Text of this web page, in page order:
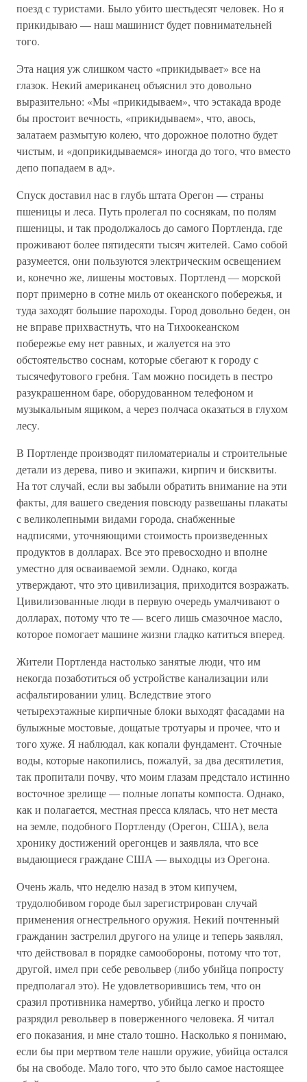
поезд с туристами. Было убито шестьдесят человек. Но я
прикидываю — наш машинист будет повнимательней
того.
Эта нация уж слишком часто «прикидывает» все на
глазок. Некий американец объяснил это довольно
выразительно: «Мы «прикидываем», что эстакада вроде
бы простоит вечность, «прикидываем», что, авось,
залатаем размытую колею, что дорожное полотно будет
чистым, и «доприкидываемся» иногда до того, что вместо
депо попадаем в ад».
Спуск доставил нас в глубь штата Орегон — страны
пшеницы и леса. Путь пролегал по соснякам, по полям
пшеницы, и так продолжалось до самого Портленда, где
проживают более пятидесяти тысяч жителей. Само собой
разумеется, они пользуются электрическим освещением
и, конечно же, лишены мостовых. Портленд — морской
порт примерно в сотне миль от океанского побережья, и
туда заходят большие пароходы. Город довольно беден, он
не вправе прихвастнуть, что на Тихоокеанском
побережье ему нет равных, и жалуется на это
обстоятельство соснам, которые сбегают к городу с
тысячефутового гребня. Там можно посидеть в пестро
разукрашенном баре, оборудованном телефоном и
музыкальным ящиком, а через полчаса оказаться в глухом
лесу.
В Портленде производят пиломатериалы и строительные
детали из дерева, пиво и экипажи, кирпич и бисквиты.
На тот случай, если вы забыли обратить внимание на эти
факты, для вашего сведения повсюду развешаны плакаты
с великолепными видами города, снабженные
надписями, уточняющими стоимость произведенных
продуктов в долларах. Все это превосходно и вполне
уместно для осваиваемой земли. Однако, когда
утверждают, что это цивилизация, приходится возражать.
Цивилизованные люди в первую очередь умалчивают о
долларах, потому что те — всего лишь смазочное масло,
которое помогает машине жизни гладко катиться вперед.
Жители Портленда настолько занятые люди, что им
некогда позаботиться об устройстве канализации или
асфальтировании улиц. Вследствие этого
четырехэтажные кирпичные блоки выходят фасадами на
булыжные мостовые, дощатые тротуары и прочее, что и
того хуже. Я наблюдал, как копали фундамент. Сточные
воды, которые накопились, пожалуй, за два десятилетия,
так пропитали почву, что моим глазам предстало истинно
восточное зрелище — полные лопаты компоста. Однако,
как и полагается, местная пресса клялась, что нет места
на земле, подобного Портленду (Орегон, США), вела
хронику достижений орегонцев и заявляла, что все
выдающиеся граждане США — выходцы из Орегона.
Очень жаль, что неделю назад в этом кипучем,
трудолюбивом городе был зарегистрирован случай
применения огнестрельного оружия. Некий почтенный
гражданин застрелил другого на улице и теперь заявлял,
что действовал в порядке самообороны, потому что тот,
другой, имел при себе револьвер (либо убийца попросту
предполагал это). Не удовлетворившись тем, что он
сразил противника намертво, убийца легко и просто
разрядил револьвер в поверженного человека. Я читал
его показания, и мне стало тошно. Насколько я понимаю,
если бы при мертвом теле нашли оружие, убийца остался
бы на свободе. Мало того, что это было самое настоящее